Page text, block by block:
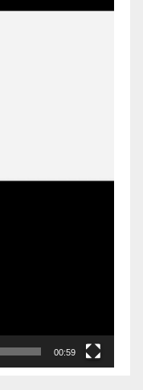
00:59